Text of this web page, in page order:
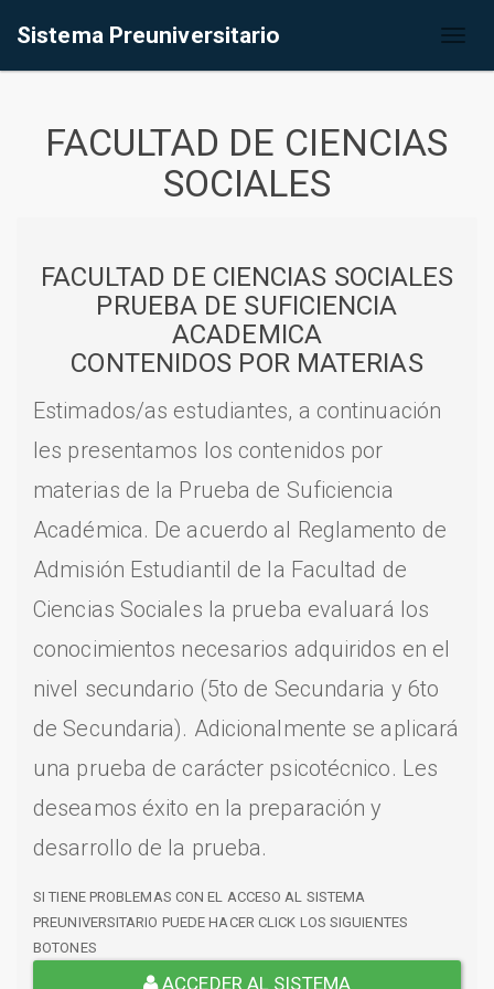
Sistema Preuniversitario
FACULTAD DE CIENCIAS
SOCIALES
FACULTAD DE CIENCIAS SOCIALES
PRUEBA DE SUFICIENCIA
ACADEMICA
CONTENIDOS POR MATERIAS
Estimados/as estudiantes, a continuación
les presentamos los contenidos por
materias de la Prueba de Suficiencia
Académica. De acuerdo al Reglamento de
Admisión Estudiantil de la Facultad de
Ciencias Sociales la prueba evaluará los
conocimientos necesarios adquiridos en el
nivel secundario (5to de Secundaria y 6to
de Secundaria). Adicionalmente se aplicará
una prueba de carácter psicotécnico. Les
deseamos éxito en la preparación y
desarrollo de la prueba.
SI TIENE PROBLEMAS CON EL ACCESO AL SISTEMA
PREUNIVERSITARIO PUEDE HACER CLICK LOS SIGUIENTES
BOTONES
ACCEDER AL SISTEMA